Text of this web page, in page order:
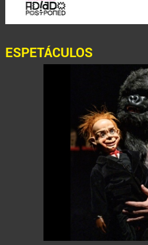
ESPETÁCULOS